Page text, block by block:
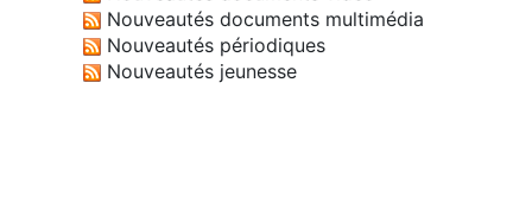
Nouveautés documents multimédia
Nouveautés périodiques
Nouveautés jeunesse